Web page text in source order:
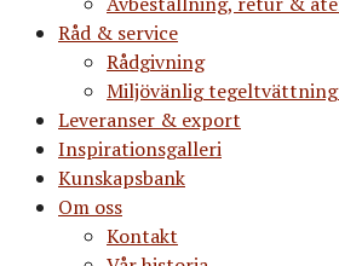
Råd & service
Rådgivning
Miljövänlig
Leveranser & export
Inspirationsgalleri
Kunskapsbank
Om oss
Kontakt